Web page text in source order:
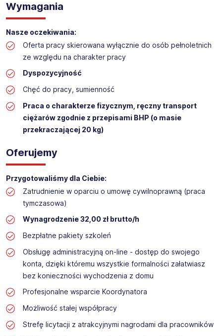
Praca na hali w sklepie budowlanym
Lokalizacja: Kalisz
Wymagania
Nasze oczekiwania:
Oferta pracy skierowana wyłącznie do osób pełnoletnich
ze względu na charakter pracy
Dyspozycyjność
Chęć do pracy, sumienność
Praca o charakterze fizycznym, ręczny transport
ciężarów zgodnie z przepisami BHP (o masie
przekraczającej 20 kg)
Oferujemy
Przygotowaliśmy dla Ciebie:
Zatrudnienie w oparciu o umowę cywilnoprawną (praca
tymczasowa)
Wynagrodzenie 32,00 zł brutto/h
Bezpłatne pakiety szkoleń
Obsługę administracyjną on-line - dostęp do swojego
konta, dzięki któremu wszystkie formalności załatwiasz
bez konieczności wychodzenia z domu
Profesjonalne wsparcie Koordynatora
Możliwość stałej współpracy
Strefę licytacji z atrakcyjnymi nagrodami dla pracowników